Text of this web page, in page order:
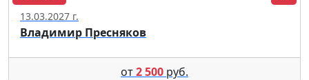
13.03.2027 г.
Владимир Пресняков
от2 500 руб.